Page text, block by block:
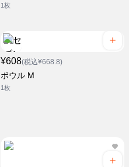
1枚
¥608(税込¥668.8)
ボウル M
1枚